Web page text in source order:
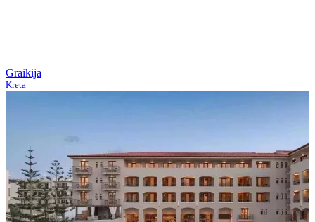
Graikija
Kreta